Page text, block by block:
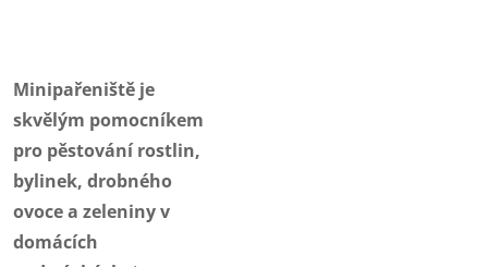
Minipařeniště je
skvělým pomocníkem
pro pěstování rostlin,
bylinek, drobného
ovoce a zeleniny v
domácích